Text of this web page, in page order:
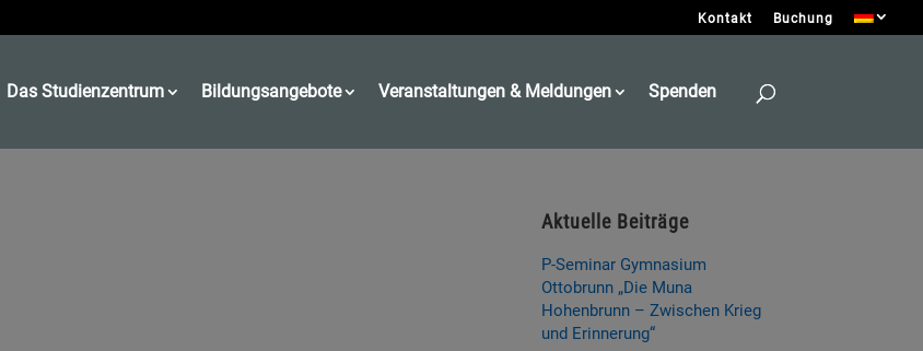
Kontakt Buchung
Das Studienzentrum Bildungsangebote Veranstaltungen & Meldungen Spenden
Aktuelle Beiträge
P-Seminar Gymnasium
Ottobrunn „Die Muna
Hohenbrunn – Zwischen Krieg
und Erinnerung“